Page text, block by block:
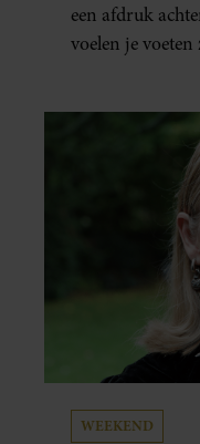
een afdruk
voelen je voeten
WEEKEND